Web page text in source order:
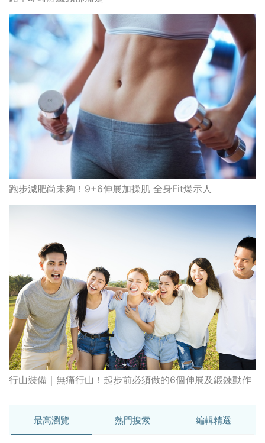
跑步減肥尚未夠！9+6伸展加操肌 全身Fit爆示人
行山裝備｜無痛行山！起步前必須做的6個伸展及鍛鍊動作
最高瀏覽 熱門搜索 編輯精選